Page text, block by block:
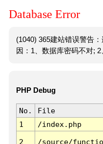
Database Error
(1040) 365建站错误警告
因：1、数据库密码不对; 2
PHP Debug
No. File
1
/index.php
2 /source/